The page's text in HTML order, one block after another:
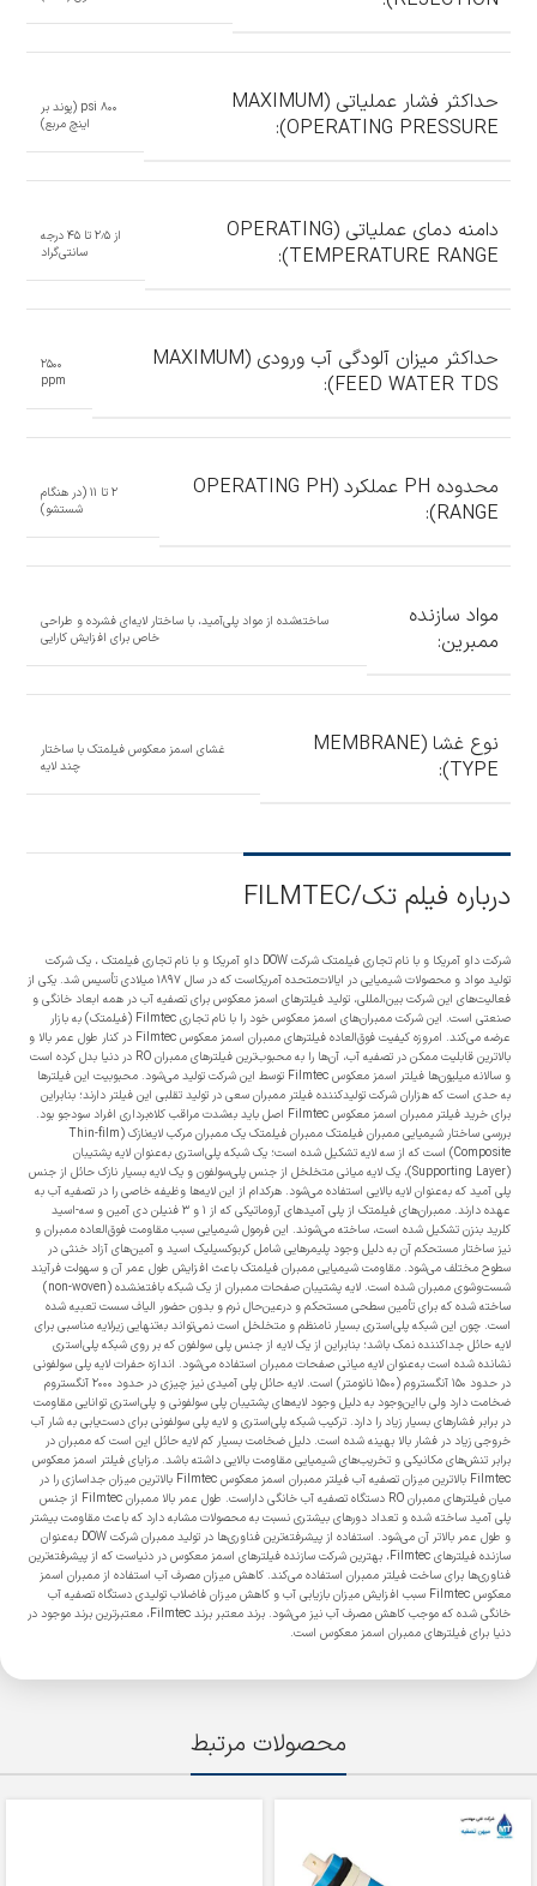
حداکثر فشار عملیاتی (MAXIMUM
OPERATING PRESSURE):
۸۰۰ psi (پوند بر
اینچ مربع)
دامنه دمای عملیاتی (OPERATING
TEMPERATURE RANGE):
از ۲٫۵ تا ۴۵ درجه
سانتی‌گراد
حداکثر میزان آلودگی آب ورودی (MAXIMUM
FEED WATER TDS):
۲۵۰۰
ppm
محدوده PH عملکرد (OPERATING PH
RANGE):
۲ تا ۱۱ (در هنگام
شستشو)
مواد سازنده
ممبرین:
ساخته‌شده از مواد پلی‌آمید، با ساختار لایه‌ای فشرده و طراحی
خاص برای افزایش کارایی
نوع غشا (MEMBRANE
TYPE):
غشای اسمز معکوس فیلمتک با ساختار
چند لایه
درباره فیلم تک/FILMTEC
شرکت داو آمریکا و با نام تجاری فیلمتک شرکت DOW داو آمریکا و با نام تجاری فیلمتک ، یک شرکت
تولید مواد و محصولات شیمیایی در ایالات‌متحده آمریکاست که در سال ۱۸۹۷ میلادی تأسیس شد. یکی از
فعالیت‌های این شرکت بین‌المللی، تولید فیلترهای اسمز معکوس برای تصفیه آب در همه ابعاد خانگی و
صنعتی است. این شرکت ممبران‌های اسمز معکوس خود را با نام تجاری Filmtec (فیلمتک) به بازار
عرضه می‌کند. امروزه کیفیت فوق‌العاده فیلترهای ممبران اسمز معکوس Filmtec در کنار طول عمر بالا و
بالاترین قابلیت ممکن در تصفیه آب، آن‌ها را به محبوب‌ترین فیلترهای ممبران RO در دنیا بدل کرده است
و سالانه میلیون‌ها فیلتر اسمز معکوس Filmtec توسط این شرکت تولید می‌شود. محبوبیت این فیلترها
به حدی است که هزاران شرکت تولیدکننده فیلتر ممبران سعی در تولید تقلبی این فیلتر دارند؛ بنابراین
برای خرید فیلتر ممبران اسمز معکوس Filmtec اصل باید به‌شدت مراقب کلاه‌برداری افراد سودجو بود.
بررسی ساختار شیمیایی ممبران فیلمتک ممبران فیلمتک یک ممبران مرکب لایه‌نازک (Thin-film
Composite) است که از سه لایه تشکیل شده است؛ یک شبکه پلی‌استری به‌عنوان لایه پشتیبان
(Supporting Layer)، یک لایه میانی متخلخل از جنس پلی‌سولفون و یک لایه بسیار نازک حائل از جنس
پلی آمید که به‌عنوان لایه بالایی استفاده می‌شود. هرکدام از این لایه‌ها وظیفه خاصی را در تصفیه آب به
عهده دارند. ممبران‌های فیلمتک از پلی آمیدهای آروماتیکی که از ۱ و ۳ فنیلن دی آمین و سه-اسید
کلرید بنزن تشکیل شده است، ساخته می‌شوند. این فرمول شیمیایی سبب مقاومت فوق‌العاده ممبران و
نیز ساختار مستحکم آن به دلیل وجود پلیمرهایی شامل کربوکسیلیک اسید و آمین‌های آزاد خنثی در
سطوح مختلف می‌شود. مقاومت شیمیایی ممبران فیلمتک باعث افزایش طول عمر آن و سهولت فرآیند
شست‌وشوی ممبران شده است. لایه پشتیبان صفحات ممبران از یک شبکه بافته‌نشده (non-woven)
ساخته شده که برای تأمین سطحی مستحکم و درعین‌حال نرم و بدون حضور الیاف سست تعبیه شده
است. چون این شبکه پلی‌استری بسیار نامنظم و متخلخل است نمی‌تواند به‌تنهایی زیرلایه مناسبی برای
لایه حائل جداکننده نمک باشد؛ بنابراین از یک لایه از جنس پلی سولفون که بر روی شبکه پلی‌استری
نشانده شده است به‌عنوان لایه میانی صفحات ممبران استفاده می‌شود. اندازه حفرات لایه پلی سولفونی
در حدود ۱۵۰ آنگستروم (۱۵۰۰ نانومتر) است. لایه حائل پلی آمیدی نیز چیزی در حدود ۲۰۰۰ آنگستروم
ضخامت دارد ولی بااین‌وجود به دلیل وجود لایه‌های پشتیبان پلی سولفونی و پلی‌استری توانایی مقاومت
در برابر فشارهای بسیار زیاد را دارد. ترکیب شبکه پلی‌استری و لایه پلی سولفونی برای دست‌یابی به شار آب
خروجی زیاد در فشار بالا بهینه شده است. دلیل ضخامت بسیار کم لایه حائل این است که ممبران در
برابر تنش‌های مکانیکی و تخریب‌های شیمیایی مقاومت بالایی داشته باشد. مزایای فیلتر اسمز معکوس
Filmtec بالاترین میزان تصفیه آب فیلتر ممبران اسمز معکوس Filmtec بالاترین میزان جداسازی را در
میان فیلترهای ممبران RO دستگاه تصفیه آب خانگی داراست. طول عمر بالا ممبران Filmtec از جنس
پلی آمید ساخته شده و تعداد دورهای بیشتری نسبت به محصولات مشابه دارد که باعث مقاومت بیشتر
و طول عمر بالاتر آن می‌شود. استفاده از پیشرفته‌ترین فناوری‌ها در تولید ممبران شرکت DOW به‌عنوان
سازنده فیلترهای Filmtec، بهترین شرکت سازنده فیلترهای اسمز معکوس در دنیاست که از پیشرفته‌ترین
فناوری‌ها برای ساخت فیلتر ممبران استفاده می‌کند. کاهش میزان مصرف آب استفاده از ممبران اسمز
معکوس Filmtec سبب افزایش میزان بازیابی آب و کاهش میزان فاضلاب تولیدی دستگاه تصفیه آب
خانگی شده که موجب کاهش مصرف آب نیز می‌شود. برند معتبر برند Filmtec، معتبرترین برند موجود در
دنیا برای فیلترهای ممبران اسمز معکوس است.
محصولات مرتبط